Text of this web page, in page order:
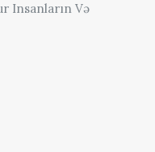
Insanların Və